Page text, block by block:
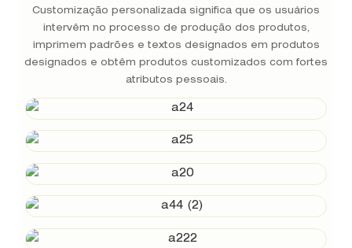
Customização personalizada significa que os usuários
intervêm no processo de produção dos produtos,
imprimem padrões e textos designados em produtos
designados e obtêm produtos customizados com fortes
atributos pessoais.